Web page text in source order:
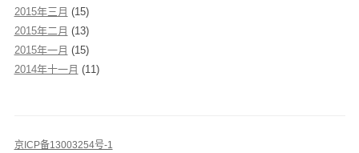
2015年三月 (15)
2015年二月 (13)
2015年一月 (15)
2014年十一月 (11)
京ICP备13003254号-1